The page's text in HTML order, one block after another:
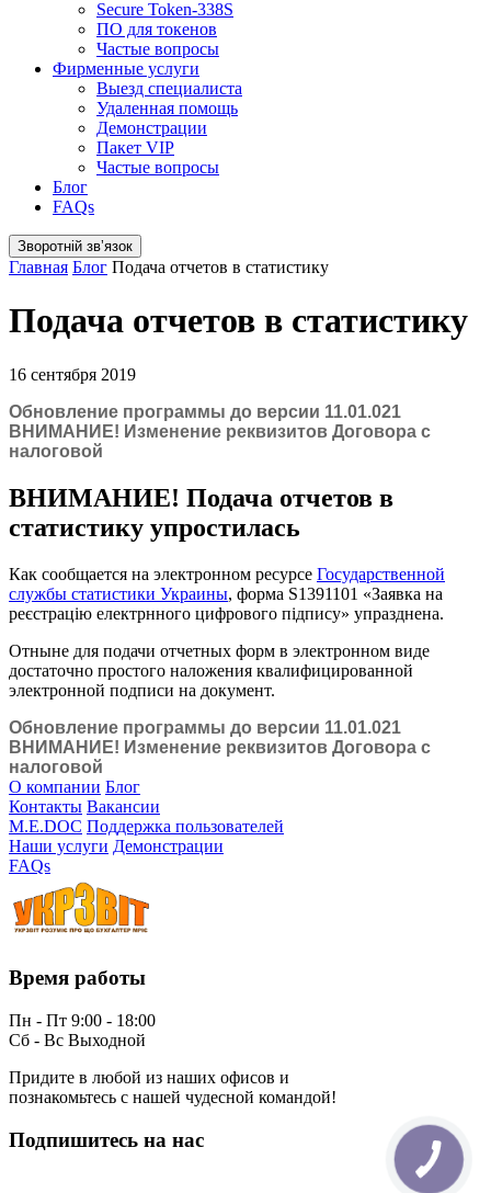
Secure Token-338S
ПО для токенов
Частые вопросы
Фирменные услуги
Выезд специалиста
Удаленная помощь
Демонстрации
Пакет VIP
Частые вопросы
Блог
FAQs
Зворотній звʼязок
Главная Блог Подача отчетов в статистику
Подача отчетов в статистику
16 сентября 2019
Обновление программы до версии 11.01.021
ВНИМАНИЕ! Изменение реквизитов Договора с
налоговой
ВНИМАНИЕ! Подача отчетов в
статистику упростилась
Как сообщается на электронном ресурсе Государственной
службы статистики Украины, форма S1391101 «Заявка на
реєстрацію електрнного цифрового підпису» упразднена.
Отныне для подачи отчетных форм в электронном виде
достаточно простого наложения квалифицированной
электронной подписи на документ.
Обновление программы до версии 11.01.021
ВНИМАНИЕ! Изменение реквизитов Договора с
налоговой
О компании Блог
Контакты Вакансии
M.E.DOC Поддержка пользователей
Наши услуги Демонстрации
FAQs
Время работы
Пн - Пт 9:00 - 18:00
Сб - Вс Выходной
Придите в любой из наших офисов и
познакомьтесь с нашей чудесной командой!
Подпишитесь на нас